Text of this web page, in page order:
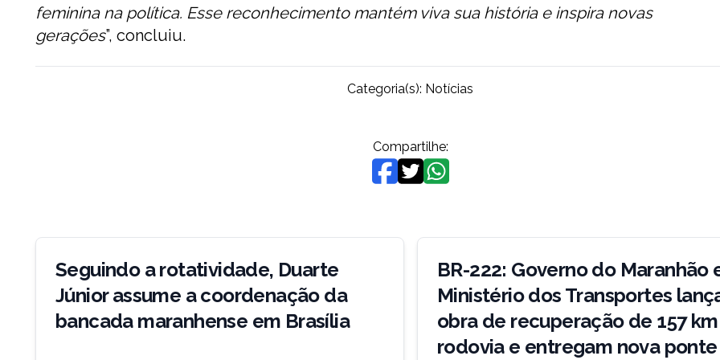
feminina na política. Esse reconhecimento mantém viva sua história e inspira novas
gerações”, concluiu.
Categoria(s): Notícias
Compartilhe:
Navegação
Seguindo a rotatividade, Duarte
Júnior assume a coordenação da
bancada maranhense em Brasília
BR-222: Governo do Maranhão
Ministério dos Transportes
obra de recuperação de 157
rodovia e entregam nova